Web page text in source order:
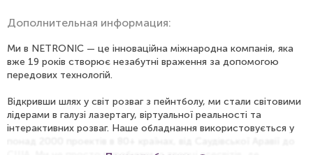
Дополнительная информация:
Ми в NETRONIC — це інноваційна міжнародна компанія, яка
вже 19 років створює незабутні враження за допомогою
передових технологій.
Відкривши шлях у світ розваг з пейнтболу, ми стали світовими
лідерами в галузі лазертагу, віртуальної реальності та
інтерактивних розваг. Наше обладнання використовується у